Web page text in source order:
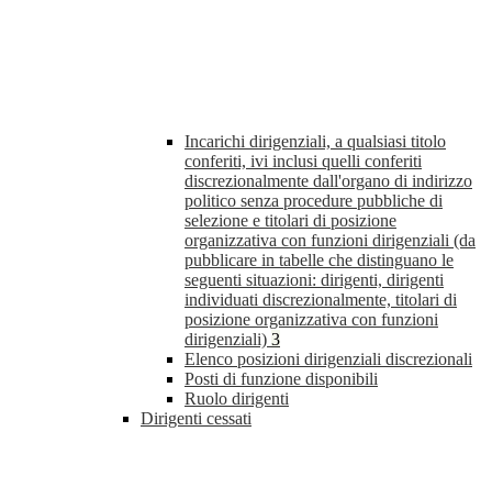
Incarichi dirigenziali, a qualsiasi titolo
conferiti, ivi inclusi quelli conferiti
discrezionalmente dall'organo di indirizzo
politico senza procedure pubbliche di
selezione e titolari di posizione
organizzativa con funzioni dirigenziali (da
pubblicare in tabelle che distinguano le
seguenti situazioni: dirigenti, dirigenti
individuati discrezionalmente, titolari di
posizione organizzativa con funzioni
dirigenziali) 3
Elenco posizioni dirigenziali discrezionali
Posti di funzione disponibili
Ruolo dirigenti
Dirigenti cessati